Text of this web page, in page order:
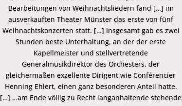
Bearbeitungen von Weihnachtsliedern fand […] im
ausverkauften Theater Münster das erste von fünf
Weihnachtskonzerten statt. […] Insgesamt gab es zwei
Stunden beste Unterhaltung, an der der erste
Kapellmeister und stellvertretende
Generalmusikdirektor des Orchesters, der
gleichermaßen exzellente Dirigent wie Conférencier
Henning Ehlert, einen ganz besonderen Anteil hatte.
[…] …am Ende völlig zu Recht langanhaltende stehende